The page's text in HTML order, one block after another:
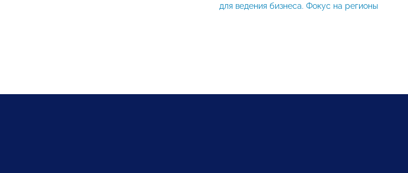
для ведения бизнеса. Фокус на регионы